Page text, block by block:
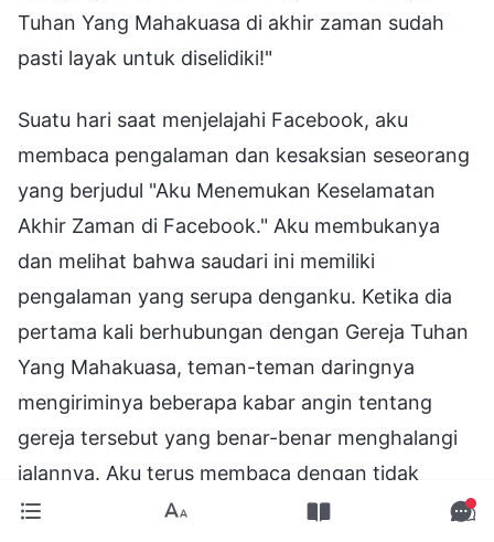
Tuhan Yang Mahakuasa di akhir zaman sudah
pasti layak untuk diselidiki!"
Suatu hari saat menjelajahi Facebook, aku
membaca pengalaman dan kesaksian seseorang
yang berjudul "Aku Menemukan Keselamatan
Akhir Zaman di Facebook." Aku membukanya
dan melihat bahwa saudari ini memiliki
pengalaman yang serupa denganku. Ketika dia
pertama kali berhubungan dengan Gereja Tuhan
Yang Mahakuasa, teman-teman daringnya
mengiriminya beberapa kabar angin tentang
gereja tersebut yang benar-benar menghalangi
jalannya. Aku terus membaca dengan tidak
sabar, ingin tahu apa yang terjadi pada akhirnya.